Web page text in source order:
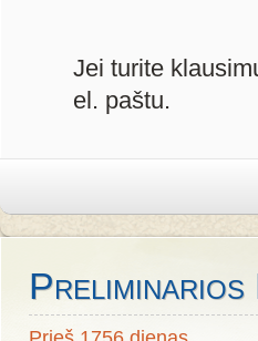
Jei turite
el. paštu.
Preliminarios